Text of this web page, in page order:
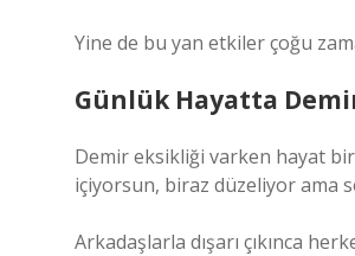
Yine de bu yan etkiler çoğu
Günlük Hayatta
Demir eksikliği varken hayat
içiyorsun, biraz düzeliyor ama
Arkadaşlarla dışarı çıkınca